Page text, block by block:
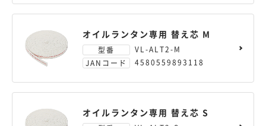
オイルランタン専用 替え芯 M
型番
VL-ALT2-M
JANコード
4580559893118
オイルランタン専用 替え芯 S